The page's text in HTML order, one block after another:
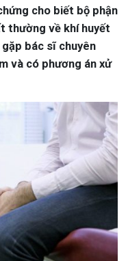
cho biết bộ phận
thường về khí huyết
bác sĩ chuyên
và có phương án xử